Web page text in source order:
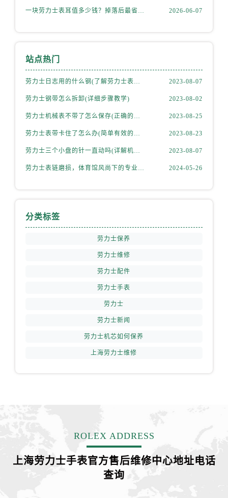
一块劳力士表耳值多少钱？掉落后最省钱的解决方式 2026-06-07
站点热门
劳力士日志用的什么钢(了解劳力士表款材质选择) 2023-08-07
劳力士钢带怎么拆卸(详细步骤教学) 2023-08-02
劳力士机械表不带了怎么保存(正确的方法和注意事项) 2023-08-25
劳力士表带卡住了怎么办(简单有效的解决方法) 2023-08-23
劳力士三个小盘的针一直动吗(详解机械表小盘指针运行规律) 2023-08-07
劳力士表链磨损，体育馆风尚下的专业修复之道 2024-05-26
分类标签
劳力士保养
劳力士维修
劳力士配件
劳力士手表
劳力士
劳力士新闻
劳力士机芯如何保养
上海劳力士维修
ROLEX ADDRESS
上海劳力士手表官方售后维修中心地址电话
查询